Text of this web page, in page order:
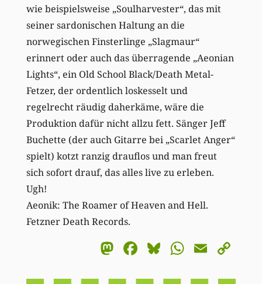
wie beispielsweise „Soulharvester“, das mit
seiner sardonischen Haltung an die
norwegischen Finsterlinge „Slagmaur“
erinnert oder auch das überragende „Aeonian
Lights“, ein Old School Black/Death Metal-
Fetzer, der ordentlich loskesselt und
regelrecht räudig daherkäme, wäre die
Produktion dafür nicht allzu fett. Sänger Jeff
Buchette (der auch Gitarre bei „Scarlet Anger“
spielt) kotzt ranzig drauflos und man freut
sich sofort drauf, das alles live zu erleben.
Ugh!
Aeonik: The Roamer of Heaven and Hell.
Fetzner Death Records.
Mastodon
Facebook
BlueskyEmail